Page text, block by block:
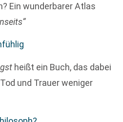
Ein wunderbarer Atlas
heißt ein Buch, das dabei
und Trauer weniger